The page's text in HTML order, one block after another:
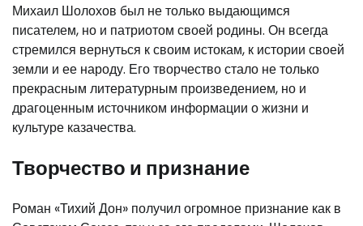
Михаил Шолохов был не только выдающимся
писателем, но и патриотом своей родины. Он всегда
стремился вернуться к своим истокам, к истории своей
земли и ее народу. Его творчество стало не только
прекрасным литературным произведением, но и
драгоценным источником информации о жизни и
культуре казачества.
Творчество и признание
Роман «Тихий Дон» получил огромное признание как в